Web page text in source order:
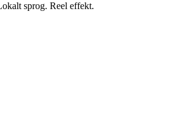
sprog. Reel effekt.